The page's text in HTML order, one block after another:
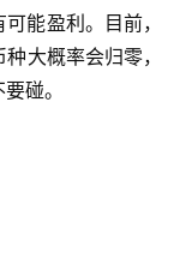
能盈利。目前，
大概率会归零，
碰。